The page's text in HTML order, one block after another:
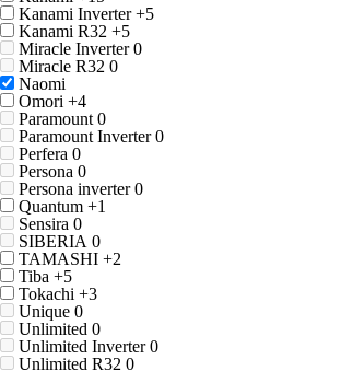
Kanami Inverter +5
Kanami R32 +5
Miracle Inverter 0
Miracle R32 0
Naomi
Omori +4
Paramount 0
Paramount Inverter 0
Perfera 0
Persona 0
Persona inverter 0
Quantum +1
Sensira 0
SIBERIA 0
TAMASHI +2
Tiba +5
Tokachi +3
Unique 0
Unlimited 0
Unlimited Inverter 0
Unlimited R32 0